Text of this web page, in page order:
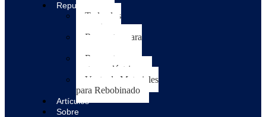
Repuestos
Todos los
repuestos
Repuestos para
Repuestos para
motores eléctricos
Venta de Materiales
para Rebobinado
Artículos
Sobre